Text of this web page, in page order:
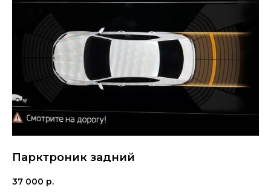
Парктроник задний
37 000 р.